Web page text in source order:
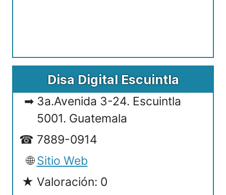
Disa Digital Escuintla
3a.Avenida 3-24. Escuintla
5001. Guatemala
7889-0914
Sitio Web
Valoración: 0